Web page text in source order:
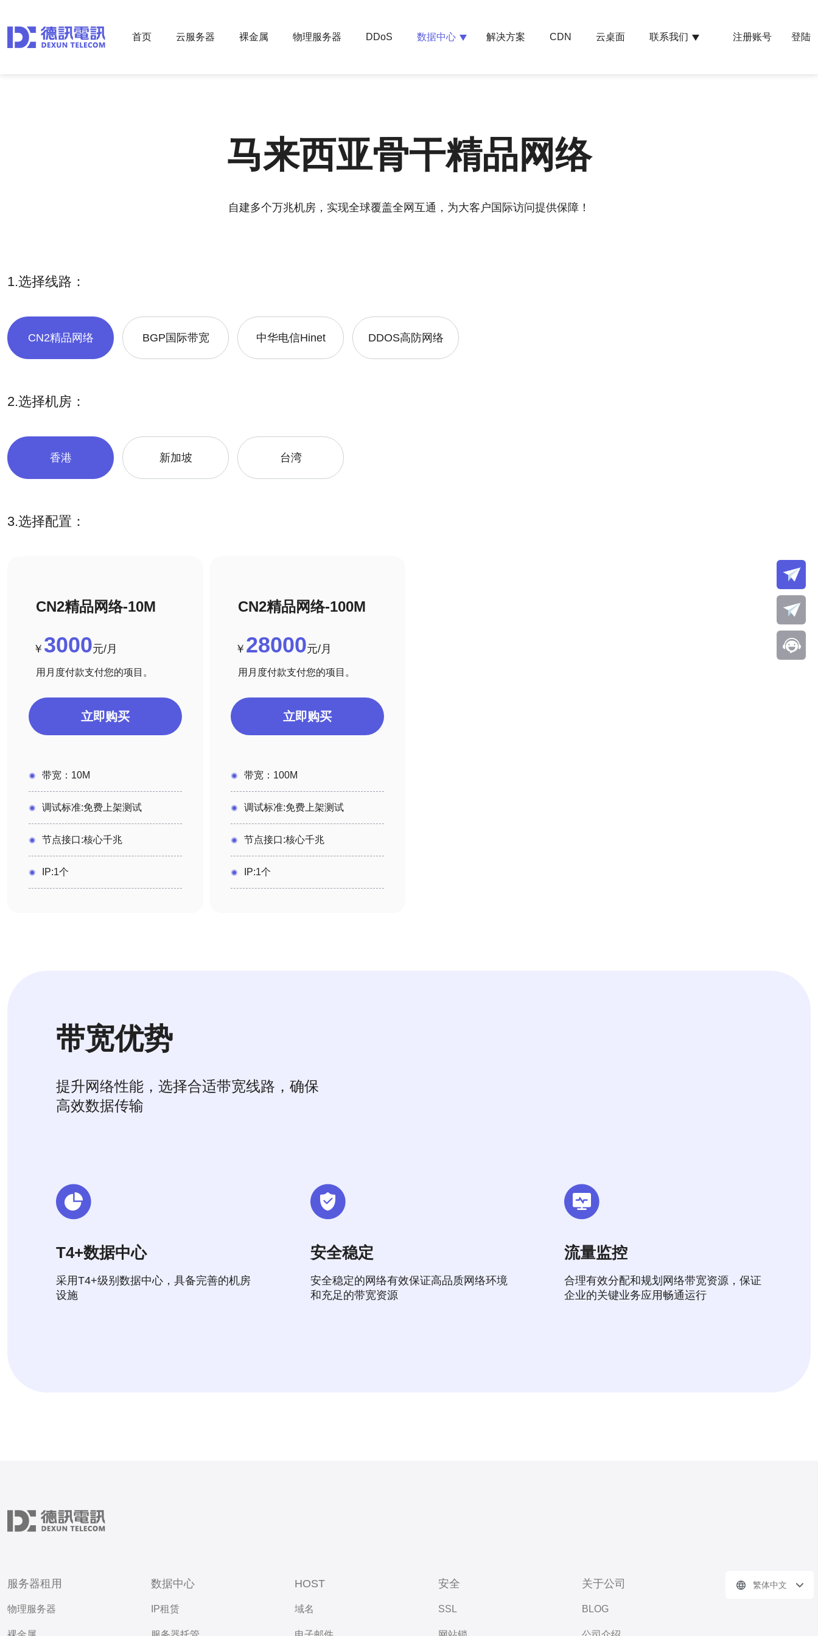
首页 云服务器 裸金属 物理服务器 DDoS 数据中心 解决方案 CDN 云桌面 联系我们 注册账号 登陆
马来西亚骨干精品网络
自建多个万兆机房，实现全球覆盖全网互通，为大客户国际访问提供保障！
1.选择线路：
CN2精品网络 BGP国际带宽 中华电信Hinet DDOS高防网络
2.选择机房：
香港 新加坡 台湾
3.选择配置：
CN2精品网络-10M
￥ 3000元/月
用月度付款支付您的项目。
立即购买
带宽：10M
调试标准:免费上架测试
节点接口:核心千兆
IP:1个
CN2精品网络-100M
￥ 28000元/月
用月度付款支付您的项目。
立即购买
带宽：100M
调试标准:免费上架测试
节点接口:核心千兆
IP:1个
带宽优势
提升网络性能，选择合适带宽线路，确保
高效数据传输
T4+数据中心
采用T4+级别数据中心，具备完善的机房
设施
安全稳定
安全稳定的网络有效保证高品质网络环境
和充足的带宽资源
流量监控
合理有效分配和规划网络带宽资源，保证
企业的关键业务应用畅通运行
服务器租用
物理服务器
数据中心
IP租赁
HOST
域名
安全
SSL
关于公司
BLOG
繁体中文